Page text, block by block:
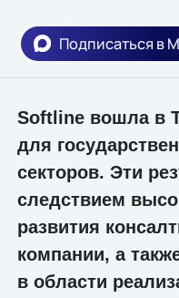
Подписаться в
Softline вошла в
для
секторов. Эти
следствием
развития
компании, а
в области